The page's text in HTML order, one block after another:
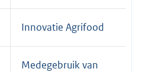
Innovatie Agrifood
Medegebruik van